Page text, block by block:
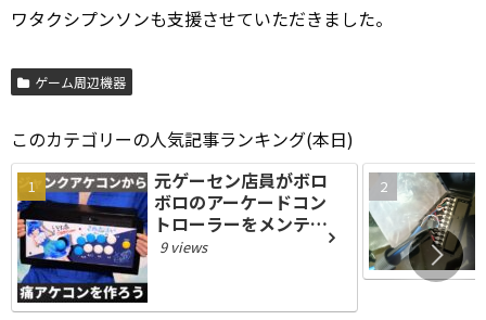
ワタクシプンソンも支援させていただきました。
ゲーム周辺機器
このカテゴリーの人気記事ランキング(本日)
元ゲーセン店員がボロ
ボロのアーケードコン
トローラーをメンテ＆
痛アケコン化！リアル
9 views